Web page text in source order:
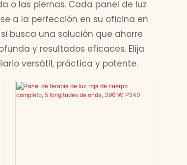
o las piernas. Cada panel de luz
a la perfección en su oficina en
busca una solución que ahorre
y resultados eficaces. Elija
versátil, práctica y potente.